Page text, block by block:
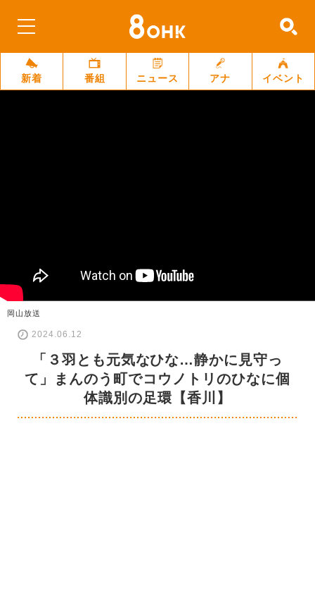
新着 番組 ニュース アナ イベント
岡山放送
2024.06.12
「３羽とも元気なひな…静かに見守っ
て」まんのう町でコウノトリのひなに個
体識別の足環【香川】